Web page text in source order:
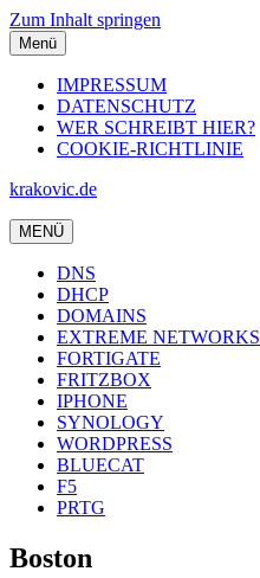
Zum Inhalt springen
Menü
IMPRESSUM
DATENSCHUTZ
WER SCHREIBT HIER?
COOKIE-RICHTLINIE
krakovic.de
MENÜ
DNS
DHCP
DOMAINS
EXTREME NETWORKS
FORTIGATE
FRITZBOX
IPHONE
SYNOLOGY
WORDPRESS
BLUECAT
F5
PRTG
Boston